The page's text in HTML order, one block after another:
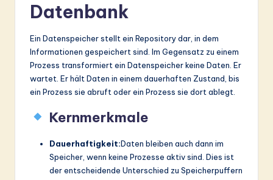
Datenbank
Ein Datenspeicher stellt ein Repository dar, in dem
Informationen gespeichert sind. Im Gegensatz zu einem
Prozess transformiert ein Datenspeicher keine Daten. Er
wartet. Er hält Daten in einem dauerhaften Zustand, bis
ein Prozess sie abruft oder ein Prozess sie dort ablegt.
Kernmerkmale
Dauerhaftigkeit:Daten bleiben auch dann im
Speicher, wenn keine Prozesse aktiv sind. Dies ist
der entscheidende Unterschied zu Speicherpuffern